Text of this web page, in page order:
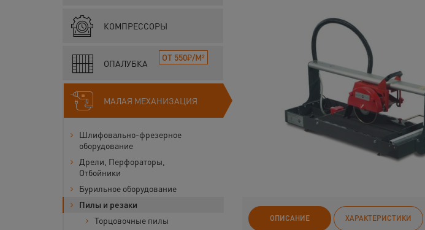
КОМПРЕССОРЫ
ОПАЛУБКА
ОТ 550₽/М²
МАЛАЯ МЕХАНИЗАЦИЯ
Шлифовально-фрезерное
оборудование
Дрели, Перфораторы,
Отбойники
Бурильное оборудование
Пилы и резаки
Торцовочные пилы
ОПИСАНИЕ ХАРАКТЕРИСТИКИ